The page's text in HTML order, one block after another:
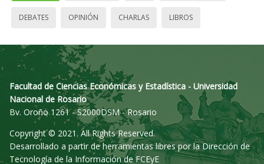
DEBATES OPINIÓN CHARLAS LIBROS
Facultad de Ciencias Económicas y Estadística - Universidad
Nacional de Rosario
Bv. Oroño 1261 - S2000DSM - Rosario
Copyright © 2021. All Rights Reserved.
Desarrollado a partir de herramientas libres por la Dirección de
Tecnología de la Información de FCEyE